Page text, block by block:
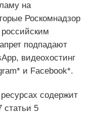
на
Роскомнадзор
российским
подпадают
видеохостинг
и Facebook*.
содержит
статьи 5